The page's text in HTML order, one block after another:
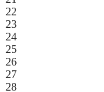
22
23
24
25
26
27
28